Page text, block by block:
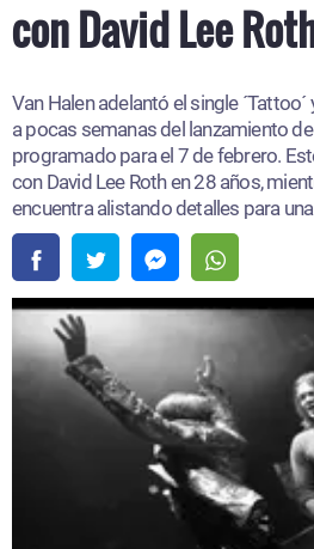
con David Lee
Van Halen adelantó el single
a pocas semanas del lanzamiento de
programado para el 7 de febrero.
con David Lee Roth en 28 años,
encuentra alistando detalles para